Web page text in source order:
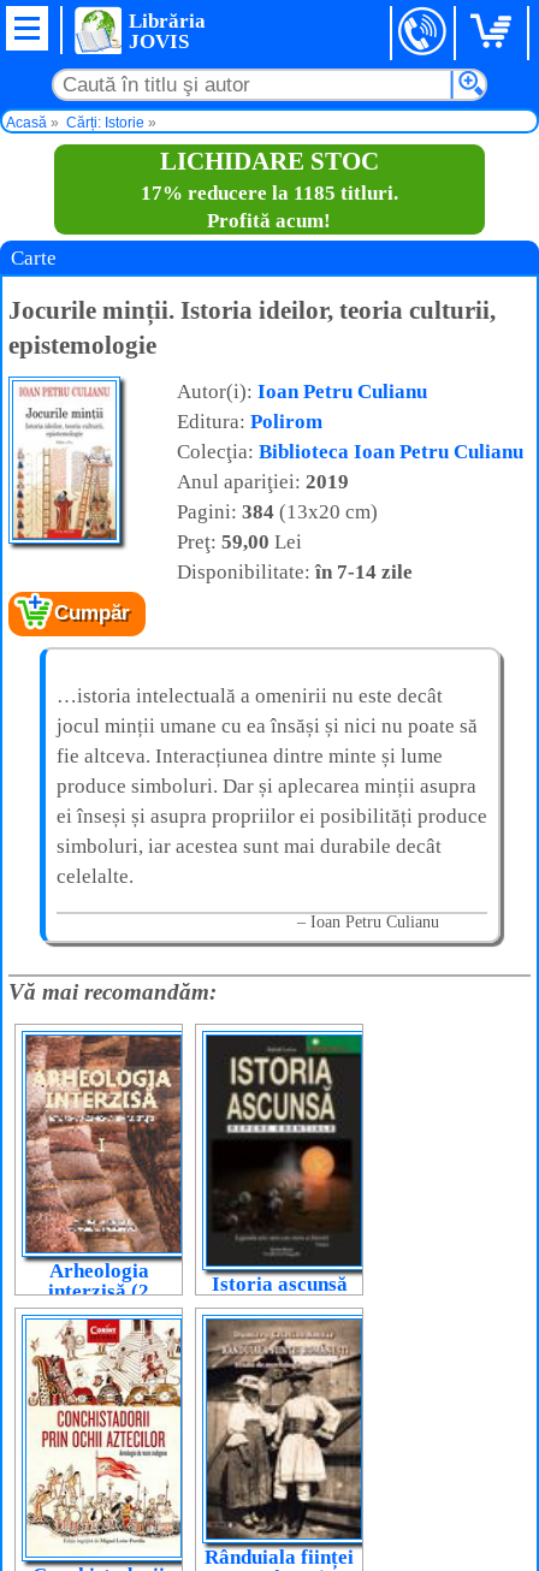
Librăria
JOVIS
Acasă
Cărți: Istorie
LICHIDARE STOC
17% reducere la 1185 titluri.
Profită acum!
Carte
Jocurile minții. Istoria ideilor, teoria culturii,
epistemologie
Cumpăr
Autor(i): Ioan Petru Culianu
Editura: Polirom
Colecţia: Biblioteca Ioan Petru Culianu
Anul apariţiei: 2019
Pagini: 384 (13x20 cm)
Preţ: 59,00 Lei
Disponibilitate:în 7-14 zile
…istoria intelectuală a omenirii nu este decât
jocul minții umane cu ea însăși și nici nu poate să
fie altceva. Interacțiunea dintre minte și lume
produce simboluri. Dar și aplecarea minții asupra
ei înseși și asupra propriilor ei posibilități produce
simboluri, iar acestea sunt mai durabile decât
celelalte.
Ioan Petru Culianu
Vă mai recomandăm:
Arheologia
interzisă (2
volume)
Istoria ascunsă
Rânduiala ființei